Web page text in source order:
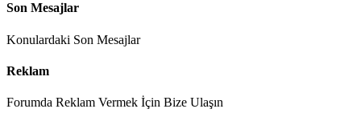
Son Mesajlar
Konulardaki Son Mesajlar
Reklam
Forumda Reklam Vermek İçin Bize Ulaşın